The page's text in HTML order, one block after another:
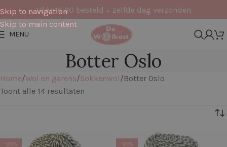
Skip to navigation
Skip to main content
Vóór 16:30 besteld = zelfde dag verzonden
MENU
Botter Oslo
Home Wol en garens Sokkenwol Botter Oslo
Toont alle 14 resultaten
-20% -20%